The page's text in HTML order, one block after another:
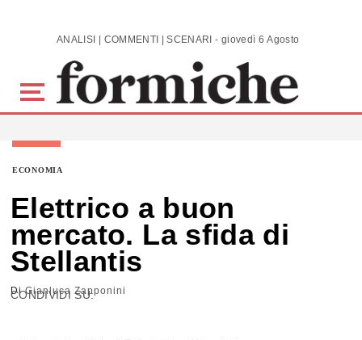
Skip to main content ANALISI | COMMENTI | SCENARI - giovedì 6 Agosto 2026
ECONOMIA
Elettrico a buon
mercato. La sfida di
Stellantis
DiGianluca Zapponini
CONDIVIDI SU: